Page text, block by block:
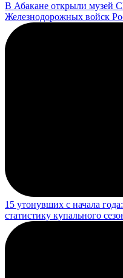
В Абакане открыли музей
Железнодорожных войск
15 утонувших с начала
статистику купального